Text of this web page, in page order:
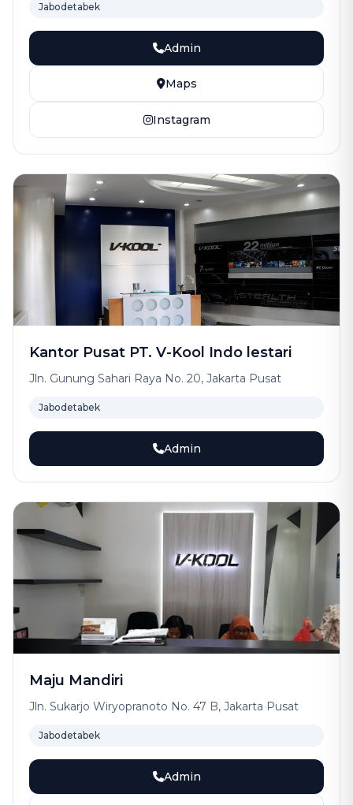
Jabodetabek
Admin
Maps
Instagram
Kantor Pusat PT. V-Kool Indo lestari
Jln. Gunung Sahari Raya No. 20, Jakarta Pusat
Jabodetabek
Admin
Maju Mandiri
Jln. Sukarjo Wiryopranoto No. 47 B, Jakarta Pusat
Jabodetabek
Admin